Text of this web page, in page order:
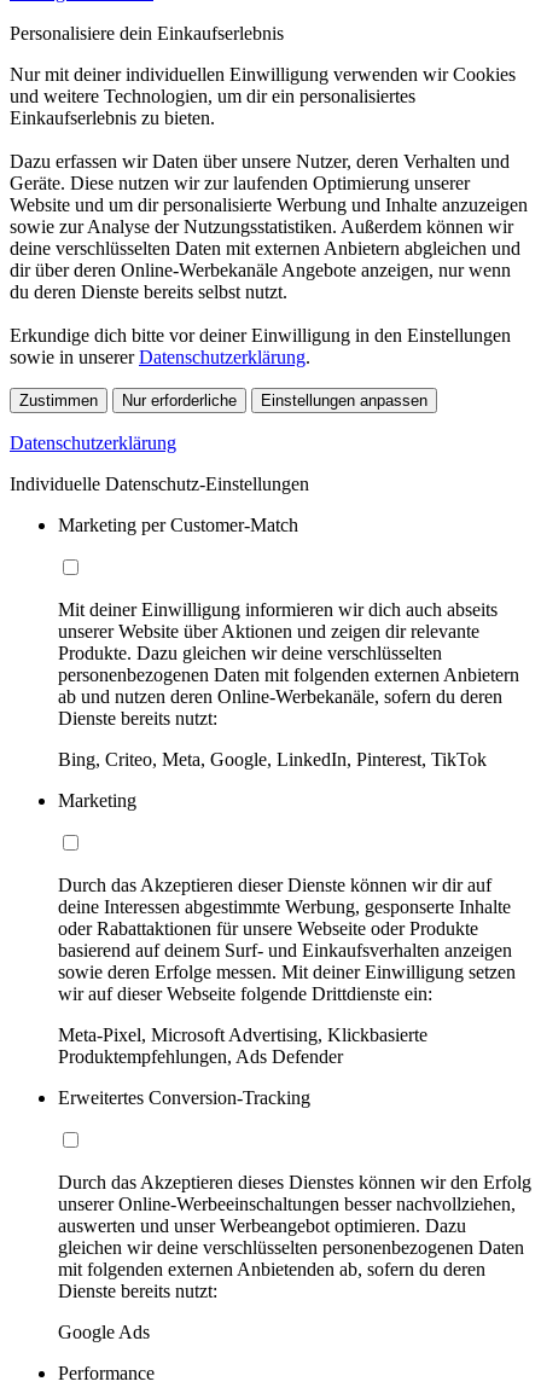
Personalisiere dein Einkaufserlebnis
Nur mit deiner individuellen Einwilligung verwenden wir Cookies
und weitere Technologien, um dir ein personalisiertes
Einkaufserlebnis zu bieten.
Dazu erfassen wir Daten über unsere Nutzer, deren Verhalten und
Geräte. Diese nutzen wir zur laufenden Optimierung unserer
Website und um dir personalisierte Werbung und Inhalte anzuzeigen
sowie zur Analyse der Nutzungsstatistiken. Außerdem können wir
deine verschlüsselten Daten mit externen Anbietern abgleichen und
dir über deren Online-Werbekanäle Angebote anzeigen, nur wenn
du deren Dienste bereits selbst nutzt.
Erkundige dich bitte vor deiner Einwilligung in den Einstellungen
sowie in unsererDatenschutzerklärung.
Zustimmen Nur erforderliche Einstellungen anpassen
Datenschutzerklärung
Individuelle Datenschutz-Einstellungen
Marketing per Customer-Match
Mit deiner Einwilligung informieren wir dich auch abseits
unserer Website über Aktionen und zeigen dir relevante
Produkte. Dazu gleichen wir deine verschlüsselten
personenbezogenen Daten mit folgenden externen Anbietern
ab und nutzen deren Online-Werbekanäle, sofern du deren
Dienste bereits nutzt:
Bing, Criteo, Meta, Google, LinkedIn, Pinterest, TikTok
Marketing
Durch das Akzeptieren dieser Dienste können wir dir auf
deine Interessen abgestimmte Werbung, gesponserte Inhalte
oder Rabattaktionen für unsere Webseite oder Produkte
basierend auf deinem Surf- und Einkaufsverhalten anzeigen
sowie deren Erfolge messen. Mit deiner Einwilligung setzen
wir auf dieser Webseite folgende Drittdienste ein:
Meta-Pixel, Microsoft Advertising, Klickbasierte
Produktempfehlungen, Ads Defender
Erweitertes Conversion-Tracking
Durch das Akzeptieren dieses Dienstes können wir den Erfolg
unserer Online-Werbeeinschaltungen besser nachvollziehen,
auswerten und unser Werbeangebot optimieren. Dazu
gleichen wir deine verschlüsselten personenbezogenen Daten
mit folgenden externen Anbietenden ab, sofern du deren
Dienste bereits nutzt:
Google Ads
Performance